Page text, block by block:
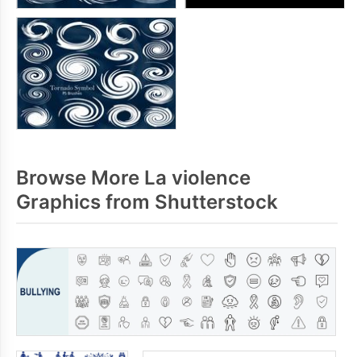
Browse More La violence
Graphics from Shutterstock